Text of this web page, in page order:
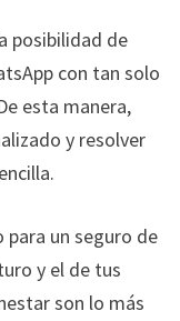
posibilidad de
con tan solo
esta manera,
y resolver
para un seguro de
y el de tus
son lo más